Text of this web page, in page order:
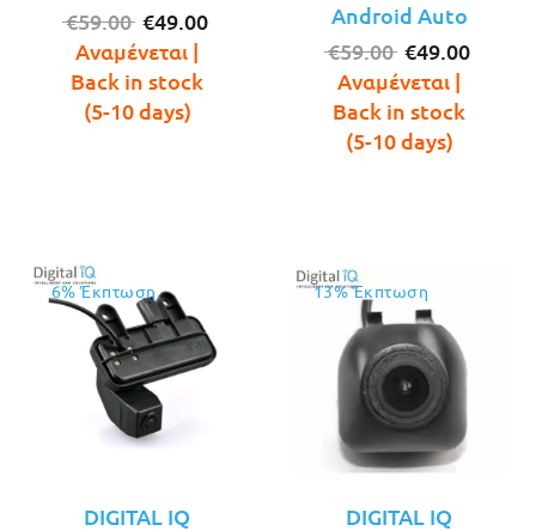
€59.00 Original
price
was:
€59.00.
€49.00
Αναμένεται |
Back in stock
(5-10 days)
Android Auto
€59.00 Original
price
was:
€59.00.
€49.00
Αναμένεται |
Back in stock
(5-10 days)
6% Έκπτωση
DIGITAL IQ
13% Έκπτωση
DIGITAL IQ